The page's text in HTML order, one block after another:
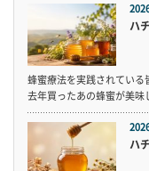
ハ
蜂蜜療法を実践されている
去年買ったあの蜂蜜が美
ハ